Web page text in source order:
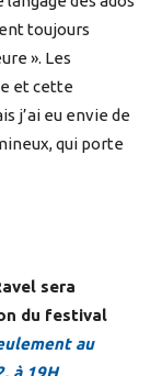
toujours
». Les
et cette
j’ai eu envie de
qui porte
sera
du festival
au